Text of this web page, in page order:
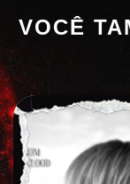
VOCÊ